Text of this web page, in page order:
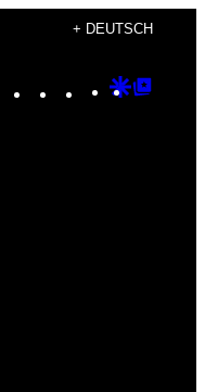
+ DEUTSCH
Instagram
TikTok
YouTube
Google